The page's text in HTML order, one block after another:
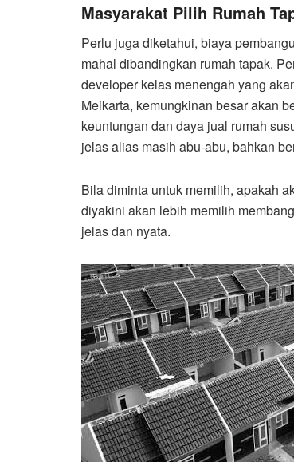
Masyarakat Pilih Rumah
Perlu juga diketahui, biaya
mahal dibandingkan rumah tapak.
developer kelas menengah yang
Meikarta, kemungkinan besar akan
keuntungan dan daya jual rumah
jelas alias masih abu-abu, bahkan
Bila diminta untuk memilih, apakah
diyakini akan lebih memilih
jelas dan nyata.